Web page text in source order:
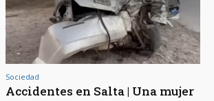
Sociedad
Accidentes en Salta | Una mujer